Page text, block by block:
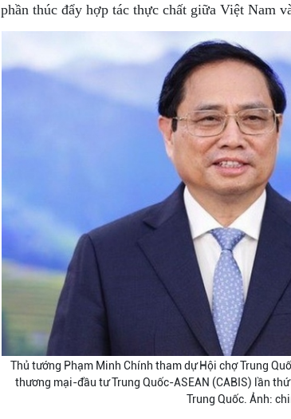
phần thúc đẩy hợp tác thực chất giữa Việt Nam
Thủ tướng Phạm Minh Chính tham dự Hội chợ Trung
thương mại-đầu tư Trung Quốc-ASEAN (CABIS) lần
Trung Quốc. Ảnh: